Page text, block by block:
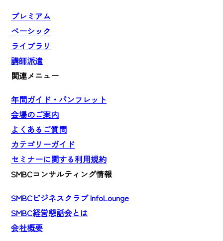
プレミアム
ベーシック
ライブラリ
講師派遣
関連メニュー
年間ガイド・パンフレット
会場のご案内
よくあるご質問
カテゴリーガイド
セミナーに関する利用規約
SMBCコンサルティング情報
SMBCビジネスクラブ InfoLounge
SMBC経営懇話会とは
会社概要